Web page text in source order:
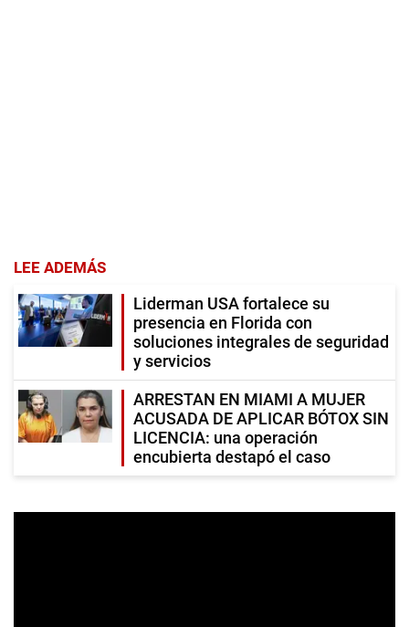
LEE ADEMÁS
Liderman USA fortalece su
presencia en Florida con
soluciones integrales de seguridad
y servicios
ARRESTAN EN MIAMI A MUJER
ACUSADA DE APLICAR BÓTOX SIN
LICENCIA: una operación
encubierta destapó el caso